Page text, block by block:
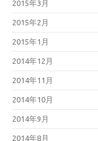
2015年3月
2015年2月
2015年1月
2014年12月
2014年11月
2014年10月
2014年9月
2014年8月